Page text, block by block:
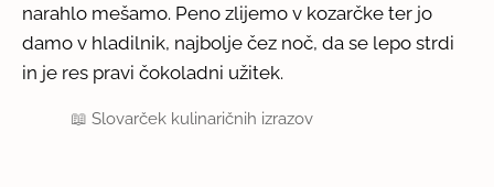
narahlo mešamo. Peno zlijemo v kozarčke ter jo
damo v hladilnik, najbolje čez noč, da se lepo strdi
in je res pravi čokoladni užitek.
📖Slovarček kulinaričnih izrazov